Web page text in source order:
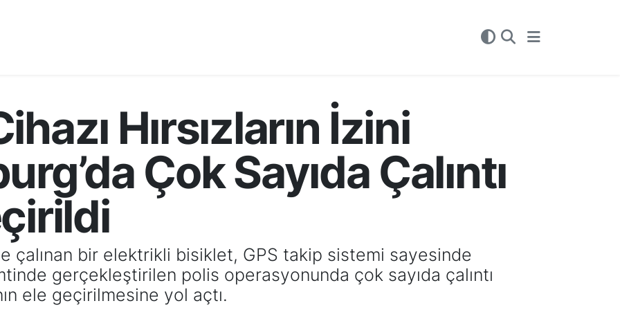
Hırsızların İzini
Çok Sayıda Çalıntı
çalınan bir elektrikli bisiklet, GPS takip sistemi sayesinde
gerçekleştirilen polis operasyonunda çok sayıda çalıntı
ele geçirilmesine yol açtı.